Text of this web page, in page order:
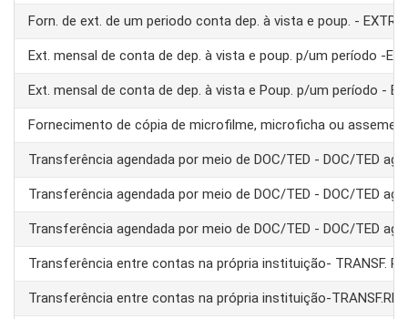
Forn. de ext. de um periodo conta dep. à vista e poup. -
Ext. mensal de conta de dep. à vista e poup. p/um período -
Ext. mensal de conta de dep. à vista e Poup. p/um período -
Fornecimento de cópia de microfilme, microficha ou
Transferência agendada por meio de DOC/TED - DOC/TED
Transferência agendada por meio de DOC/TED - DOC/TED
Transferência agendada por meio de DOC/TED - DOC/TED
Transferência entre contas na própria instituição- TRANSF.
Transferência entre contas na própria instituição-